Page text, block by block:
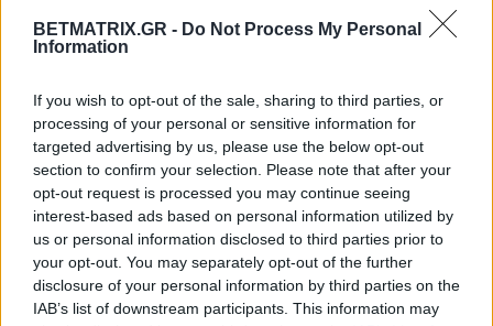
BETMATRIX.GR - Do Not Process My Personal
Information
If you wish to opt-out of the sale, sharing to third parties, or
processing of your personal or sensitive information for
targeted advertising by us, please use the below opt-out
section to confirm your selection. Please note that after your
opt-out request is processed you may continue seeing
interest-based ads based on personal information utilized by
us or personal information disclosed to third parties prior to
your opt-out. You may separately opt-out of the further
disclosure of your personal information by third parties on the
IAB’s list of downstream participants. This information may
καταφέρει και φυσικά θέλει να συνεχίσει στους ίδιους
«βαρβάτο» ματς στο «Σαν Σίρο» την επόμενη Κυριακή
με τη Μίλαν.
Από την άλλη, η Πίζα δεν έχει καταφέρει ακόμη να βρει
το πρώτο της τρίποντο ύστερα από την επιστροφή της
στην κορυφαία κατηγορία του ιταλικού ποδοσφαίρου.
Ξεκίνησε τις υποχρεώσεις της με το 1-1 στο Μπέργκαμο
απέναντι στην Αταλάντα κι ακολούθησαν δυο εντός